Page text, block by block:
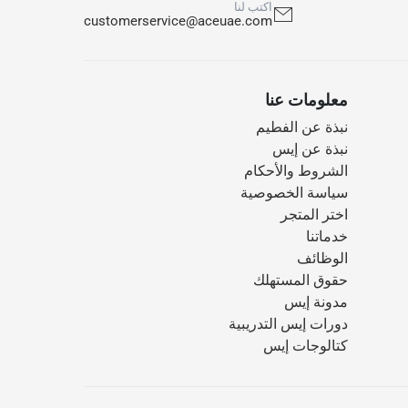
اكتب لنا
customerservice@aceuae.com
معلومات عنا
نبذة عن الفطيم
نبذة عن إيس
الشروط والأحكام
سياسة الخصوصية
اختر المتجر
خدماتنا
الوظائف
حقوق المستهلك
مدونة إيس
دورات إيس التدريبية
كتالوجات إيس